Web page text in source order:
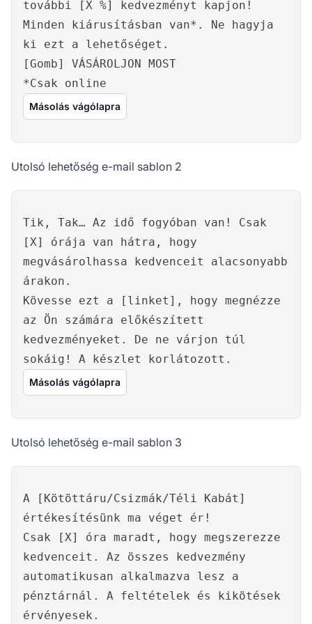
további [X %] kedvezményt kapjon!
Minden kiárusításban van*. Ne hagyja
ki ezt a lehetőséget.
[Gomb] VÁSÁROLJON MOST
*Csak online
Másolás vágólapra
Utolsó lehetőség e-mail sablon 2
Tik, Tak… Az idő fogyóban van! Csak
[X] órája van hátra, hogy
megvásárolhassa kedvenceit alacsonyabb
árakon.
Kövesse ezt a [linket], hogy megnézze
az Ön számára előkészített
kedvezményeket. De ne várjon túl
sokáig! A készlet korlátozott.
Másolás vágólapra
Utolsó lehetőség e-mail sablon 3
A [Kötöttáru/Csizmák/Téli Kabát]
értékesítésünk ma véget ér!
Csak [X] óra maradt, hogy megszerezze
kedvenceit. Az összes kedvezmény
automatikusan alkalmazva lesz a
pénztárnál. A feltételek és kikötések
érvényesek.